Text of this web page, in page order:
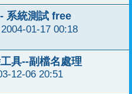
系統測試 free
2004-01-17 00:18
具--副檔名處理
12-06 20:51